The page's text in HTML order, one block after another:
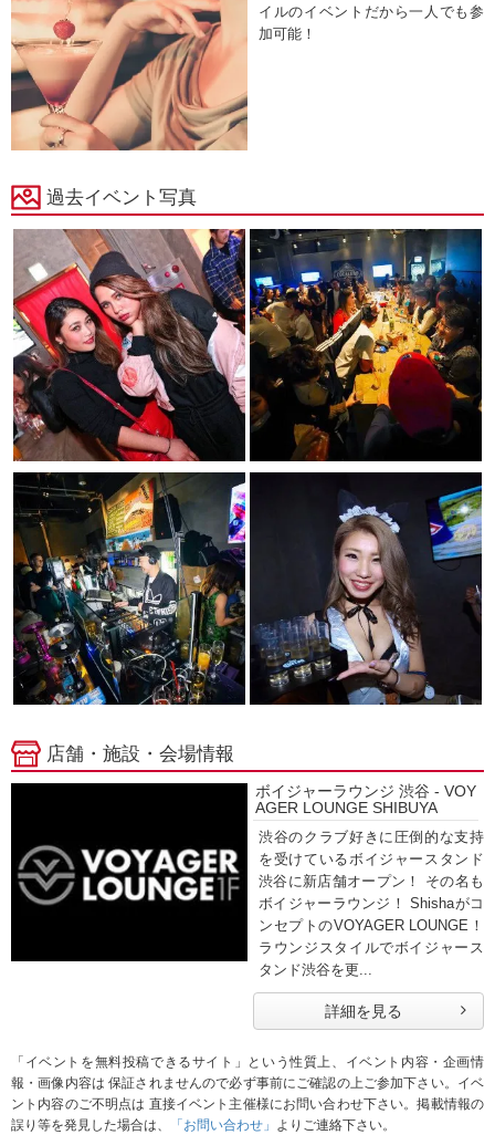
イルのイベントだから一人でも参
加可能！
過去イベント写真
店舗・施設・会場情報
ボイジャーラウンジ 渋谷 - VOY
AGER LOUNGE SHIBUYA
渋谷のクラブ好きに圧倒的な支持
を受けているボイジャースタンド
渋谷に新店舗オープン！ その名も
ボイジャーラウンジ！ Shishaがコ
ンセプトのVOYAGER LOUNGE！
ラウンジスタイルでボイジャース
タンド渋谷を更...
詳細を見る
「イベントを無料投稿できるサイト」という性質上、イベント内容・企画情
報・画像内容は 保証されませんので必ず事前にご確認の上ご参加下さい。イベ
ント内容のご不明点は 直接イベント主催様にお問い合わせ下さい。掲載情報の
誤り等を発見した場合は、
「お問い合わせ」 よりご連絡下さい。